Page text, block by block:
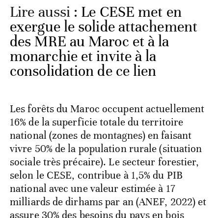
Lire aussi : Le CESE met en
exergue le solide attachement
des MRE au Maroc et à la
monarchie et invite à la
consolidation de ce lien
Les forêts du Maroc occupent actuellement
16% de la superficie totale du territoire
national (zones de montagnes) en faisant
vivre 50% de la population rurale (situation
sociale très précaire). Le secteur forestier,
selon le CESE, contribue à 1,5% du PIB
national avec une valeur estimée à 17
milliards de dirhams par an (ANEF, 2022) et
assure 30% des besoins du pays en bois